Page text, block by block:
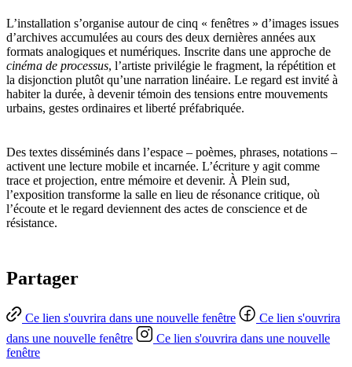
L’installation s’organise autour de cinq « fenêtres » d’images issues
d’archives accumulées au cours des deux dernières années aux
formats analogiques et numériques. Inscrite dans une approche de
cinéma de processus, l’artiste privilégie le fragment, la répétition et
la disjonction plutôt qu’une narration linéaire. Le regard est invité à
habiter la durée, à devenir témoin des tensions entre mouvements
urbains, gestes ordinaires et liberté préfabriquée.
Des textes disséminés dans l’espace – poèmes, phrases, notations –
activent une lecture mobile et incarnée. L’écriture y agit comme
trace et projection, entre mémoire et devenir. À Plein sud,
l’exposition transforme la salle en lieu de résonance critique, où
l’écoute et le regard deviennent des actes de conscience et de
résistance.
Partager
Ce lien s'ouvrira dans une nouvelle fenêtre
Ce lien s'ouvrira
dans une nouvelle fenêtre
Ce lien s'ouvrira dans une nouvelle
fenêtre